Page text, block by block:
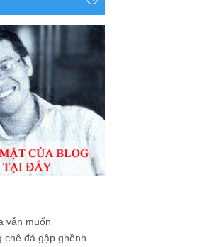
vẫn muốn
chê đá gập ghềnh